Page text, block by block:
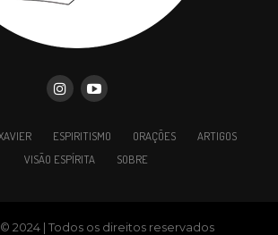
pensamentos de paz e esperança
queridos à distância, e estejamos
ESPIRITISMO ORAÇÕES
ARTIGOS
VISÃO ESPÍRITA
SOBRE
2024 | Todos os direitos reservados